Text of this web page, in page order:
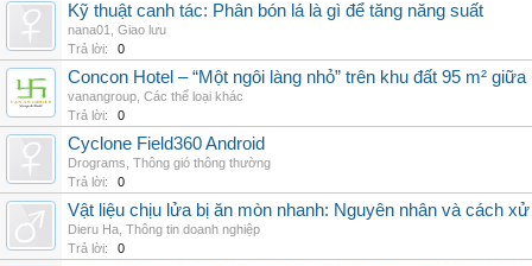
Kỹ thuật canh tác: Phân bón lá là gì để tăng năng suất
nana01
Giao lưu
Trả lời:
0
Concon Hotel – “Một ngôi làng nhỏ” trên khu đất 95 m²
vanangroup Các thể loại khác
Trả lời:
0
Cyclone Field360 Android
Drograms Thông gió thông thường
Trả lời:
0
Vật liệu chịu lửa bị ăn mòn nhanh: Nguyên nhân và cách
Dieru Ha Thông tin doanh nghiệp
Trả lời:
0